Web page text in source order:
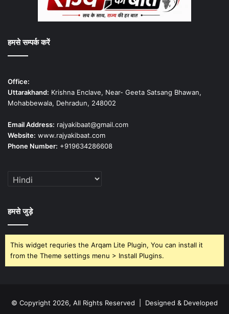
हमसे सम्पर्क करें
Office:
Uttarakhand: Krishna Enclave, Near- Geeta Satsang Bhawan,
Mohabbewala, Dehradun, 248002
Email Address: rajyakibaat@gmail.com
Website: www.rajyakibaat.com
Phone Number: +919634286608
हमसे जुड़े
This widget requries the Arqam Lite Plugin, You can install it
from the Theme settings menu > Install Plugins.
© Copyright 2026, All Rights Reserved | Designed & Developed